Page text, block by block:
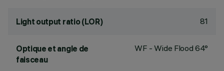
Light output ratio (LOR) 81
Optique et angle de
faisceau
WF - Wide Flood 64°